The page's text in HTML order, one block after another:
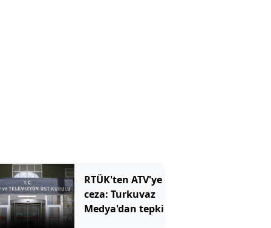
RTÜK'ten ATV'ye
ceza: Turkuvaz
Medya'dan tepki